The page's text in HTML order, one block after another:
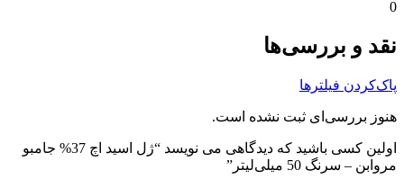
0
نقد و بررسی‌ها
پاک‌کردن فیلترها
هنوز بررسی‌ای ثبت نشده است.
اولین کسی باشید که دیدگاهی می نویسد “ژل اسید اچ 37% جامبو
مروابن – سرنگ 50 میلی‌لیتر”